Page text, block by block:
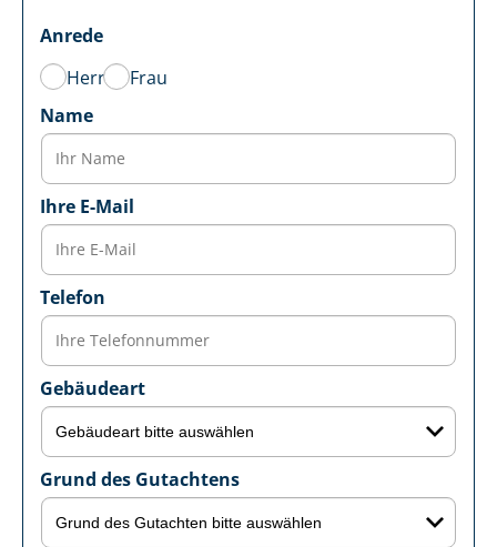
Anrede
Herr
Frau
Name
Ihre E-Mail
Telefon
Gebäudeart
Grund des Gutachtens